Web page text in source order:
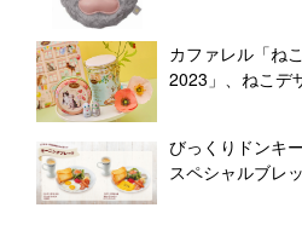
カファレル「ね
2023」、ねこデ
びっくりドンキ
スペシャルブレ